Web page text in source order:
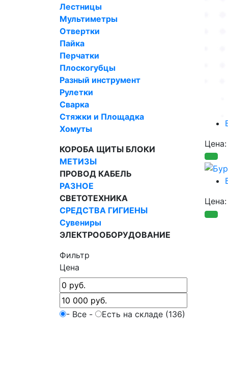
Лестницы
Мультиметры
Отвертки
Пайка
Перчатки
Плоскогубцы
Разный инструмент
Рулетки
Сварка
Стяжки и Площадка
Хомуты
КОРОБА ЩИТЫ БЛОКИ
МЕТИЗЫ
ПРОВОД КАБЕЛЬ
РАЗНОЕ
СВЕТОТЕХНИКА
СРЕДСТВА ГИГИЕНЫ
Сувениры
ЭЛЕКТРООБОРУДОВАНИЕ
Фильтр
Цена
- Все - Есть на складе (136)